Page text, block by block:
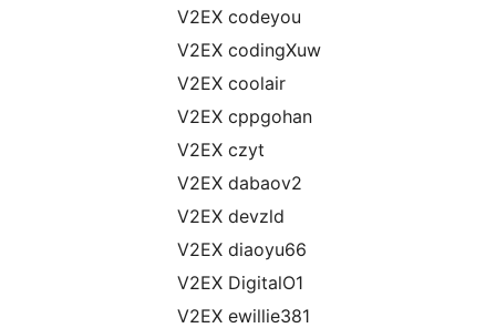
V2EX codeyou
V2EX codingXuw
V2EX coolair
V2EX cppgohan
V2EX czyt
V2EX dabaov2
V2EX devzld
V2EX diaoyu66
V2EX DigitalO1
V2EX ewillie381